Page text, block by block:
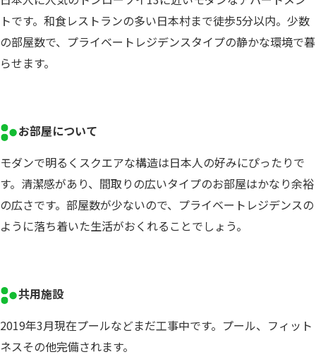
トです。和食レストランの多い日本村まで徒歩5分以内。少数
の部屋数で、プライベートレジデンスタイプの静かな環境で暮
らせます。
お部屋について
モダンで明るくスクエアな構造は日本人の好みにぴったりで
す。清潔感があり、間取りの広いタイプのお部屋はかなり余裕
の広さです。部屋数が少ないので、プライベートレジデンスの
ように落ち着いた生活がおくれることでしょう。
共用施設
2019年3月現在プールなどまだ工事中です。プール、フィット
ネスその他完備されます。